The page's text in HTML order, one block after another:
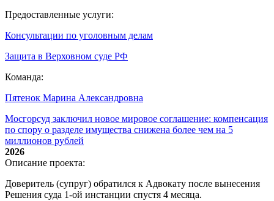
Предоставленные услуги:
Консультации по уголовным делам
Защита в Верховном суде РФ
Команда:
Пятенок Марина Александровна
Мосгорсуд заключил новое мировое соглашение: компенсация
по спору о разделе имущества снижена более чем на 5
миллионов рублей
2026
Описание проекта:
Доверитель (супруг) обратился к Адвокату после вынесения
Решения суда 1-ой инстанции спустя 4 месяца.